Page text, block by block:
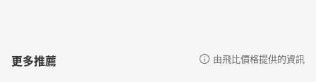
更多推薦 由飛比價格提供的資訊